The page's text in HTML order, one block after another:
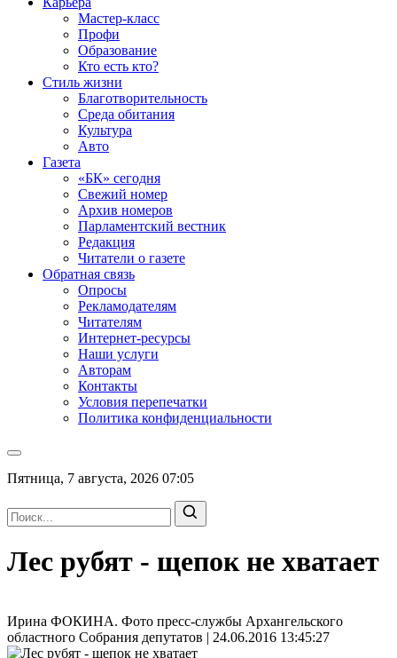
Мастер-класс
Профи
Образование
Кто есть кто?
Стиль жизни
Благотворительность
Среда обитания
Культура
Авто
Газета
«БК» сегодня
Свежий номер
Архив номеров
Парламентский вестник
Редакция
Читатели о газете
Обратная связь
Опросы
Рекламодателям
Читателям
Интернет-ресурсы
Наши услуги
Авторам
Контакты
Условия перепечатки
Политика конфиденциальности
Пятница, 7 августа, 2026 07:05
Лес рубят - щепок не хватает
Ирина ФОКИНА. Фото пресс-службы Архангельского
областного Собрания депутатов | 24.06.2016 13:45:27